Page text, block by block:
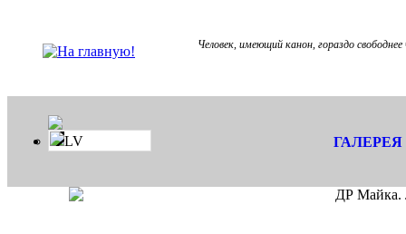
Человек, имеющий канон, гораздо
LV ГАЛЕРЕЯ